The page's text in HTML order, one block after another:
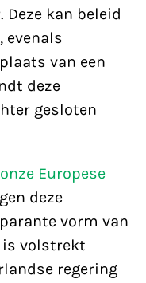
kan beleid
evenals
van een
deze
gesloten
Europese
deze
vorm van
is volstrekt
regering